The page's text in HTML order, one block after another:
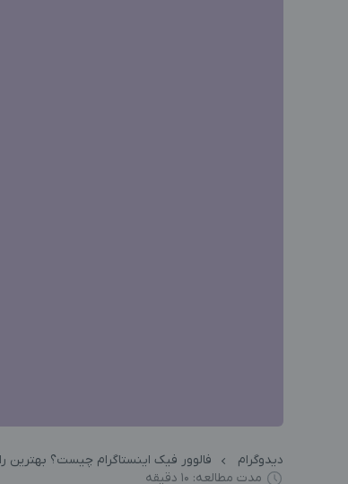
دیدوگرام
فالوور فیک اینستاگرام چیست؟
مدت مطالعه: 10 دقیقه